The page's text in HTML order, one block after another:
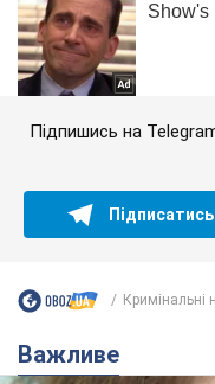
Підпишись на
Підписатись
Кримінальні
Важливе